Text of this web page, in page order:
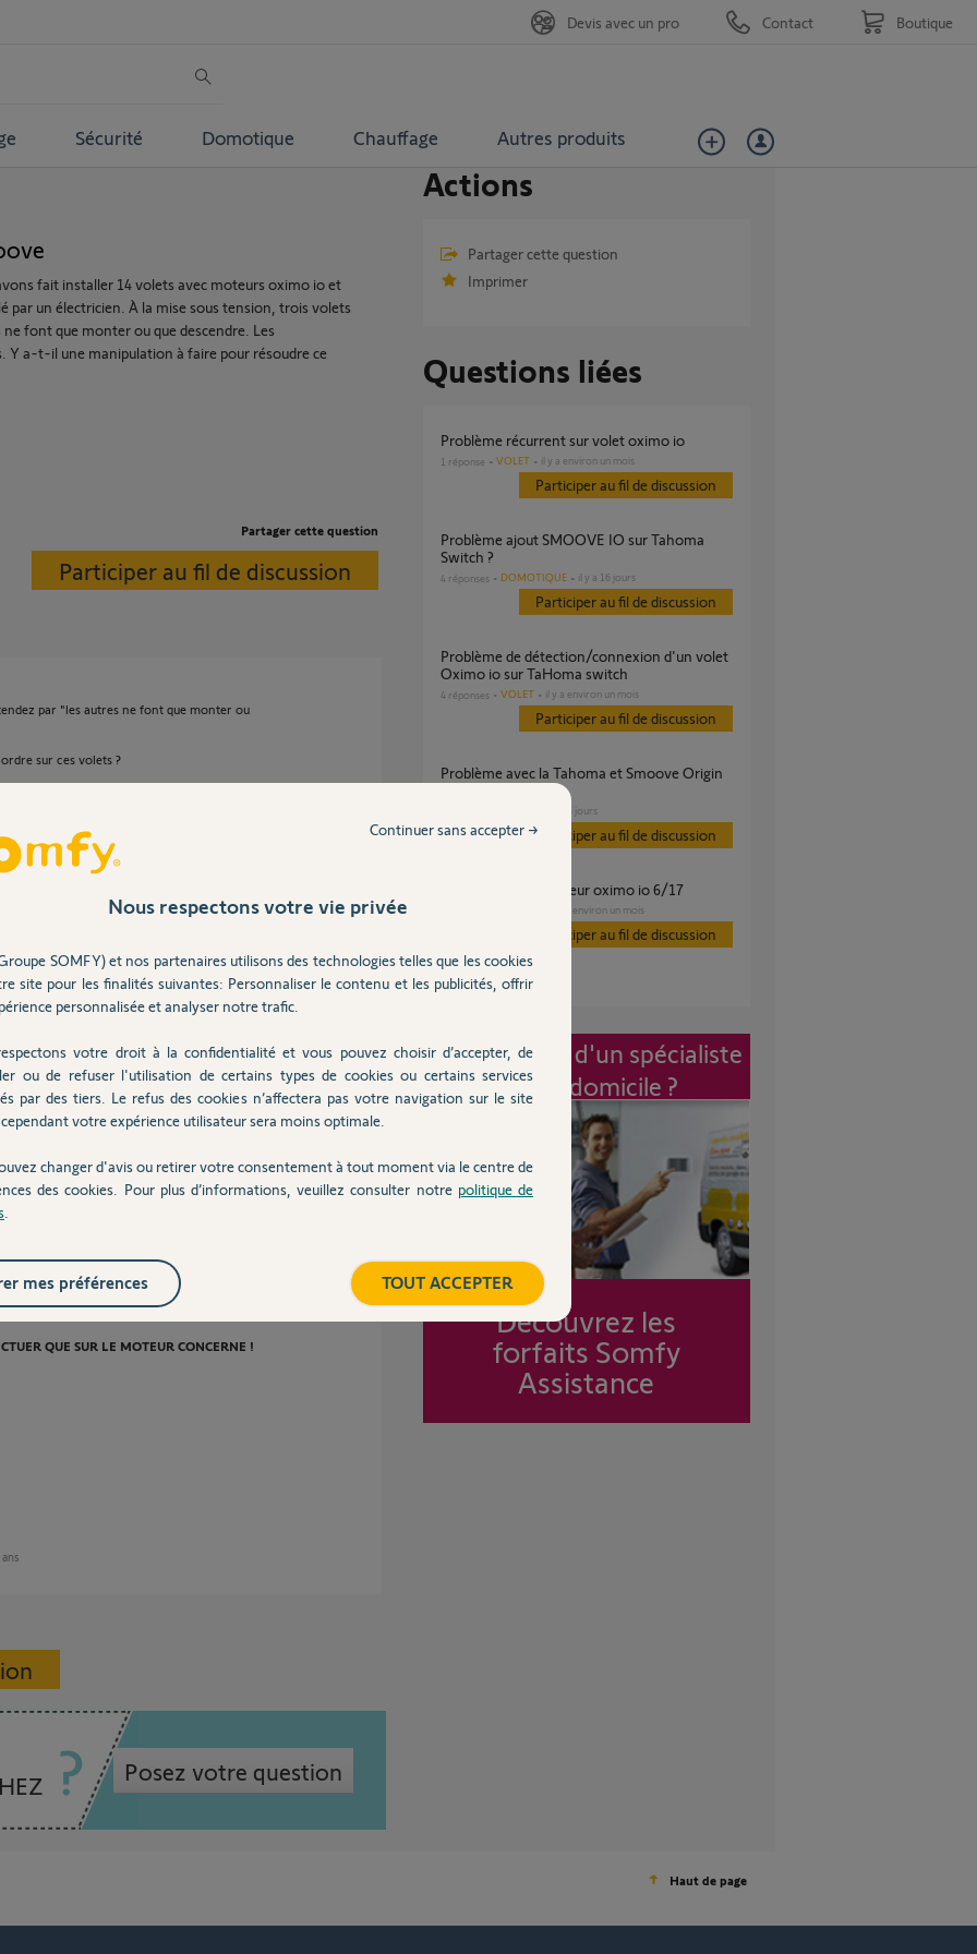
Sécurité Domotique Chauffage Autres produits
Devis avec un pro Contact Boutique
fait installer 14 volets avec moteurs oximo io et
par un électricien. À la mise sous tension, trois volets
font que monter ou que descendre. Les
Y a-t-il une manipulation à faire pour résoudre ce
Partager cette question
Participer au fil de discussion
par "les autres ne font que monter ou
sur ces volets ?
ans
volets ne réagissent qu'en appuyant sur
ne se passe en appuyant sur le bouton de la
en montée et non en descente). Il y a
ouverte et d'autres en position fermée.
ans
effectuer les manipulations ci-dessous.
les mêmes en Io (votre installation) qu'en
QUE SUR LE MOTEUR CONCERNE !
ans
Posez votre question
Actions
Partager cette question
Imprimer
Questions liées
problème récurrent sur volet oximo io
1 réponse VOLET il y a environ un mois
Participer au fil de discussion
Problème ajout SMOOVE IO sur Tahoma
Switch ?
4 réponses DOMOTIQUE il y a 16 jours
Participer au fil de discussion
Problème de détection/connexion d'un volet
Oximo io sur TaHoma switch
4 réponses VOLET il y a environ un mois
Participer au fil de discussion
Problème avec la Tahoma et Smoove Origin
il y a 5 jours
Participer au fil de discussion
Remplacement moteur oximo io 6/17
il y a environ un mois
Participer au fil de discussion
Intervention d'un spécialiste
à mon domicile ?
Découvrez les
forfaits Somfy
Assistance
Haut de page
Nous respectons votre vie privée
SOMFY) et nos partenaires utilisons des technologies telles que les cookies
site pour les finalités suivantes: Personnaliser le contenu et les publicités, offrir
personnalisée et analyser notre trafic.
votre droit à la confidentialité et vous pouvez choisir d’accepter, de
ou de refuser l'utilisation de certains types de cookies ou certains services
par des tiers. Le refus des cookies n’affectera pas votre navigation sur le site
votre expérience utilisateur sera moins optimale.
changer d'avis ou retirer votre consentement à tout moment via le centre de
des cookies. Pour plus d’informations, veuillez consulter notre politique de
Continuer sans accepter →
TOUT ACCEPTER
mes préférences